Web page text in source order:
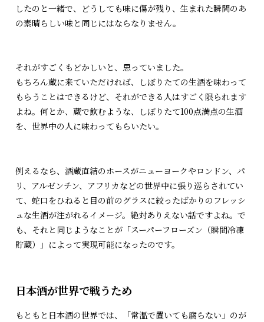
したのと一緒で、どうしても味に傷が残り、生まれた瞬間のあ
の素晴らしい味と同じにはならなりません。
それがすごくもどかしいと、思っていました。
もちろん蔵に来ていただければ、しぼりたての生酒を味わって
もらうことはできるけど、それができる人はすごく限られます
よね。何とか、蔵で飲むような、しぼりたて100点満点の生酒
を、世界中の人に味わってもらいたい。
例えるなら、酒蔵直結のホースがニューヨークやロンドン、パ
リ、アルゼンチン、アフリカなどの世界中に張り巡らされてい
て、蛇口をひねると目の前のグラスに絞ったばかりのフレッシ
ュな生酒が注がれるイメージ。絶対ありえない話ですよね。で
も、それと同じようなことが「スーパーフローズン（瞬間冷凍
貯蔵）」によって実現可能になったのです。
日本酒が世界で戦うため
もともと日本酒の世界では、「常温で置いても腐らない」のが